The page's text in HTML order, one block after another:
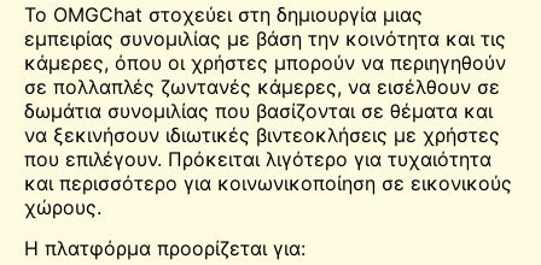
Το OMGChat στοχεύει στη δημιουργία μιας
εμπειρίας συνομιλίας με βάση την κοινότητα και τις
κάμερες, όπου οι χρήστες μπορούν να περιηγηθούν
σε πολλαπλές ζωντανές κάμερες, να εισέλθουν σε
δωμάτια συνομιλίας που βασίζονται σε θέματα και
να ξεκινήσουν ιδιωτικές βιντεοκλήσεις με χρήστες
που επιλέγουν. Πρόκειται λιγότερο για τυχαιότητα
και περισσότερο για κοινωνικοποίηση σε εικονικούς
χώρους.
Η πλατφόρμα προορίζεται για: